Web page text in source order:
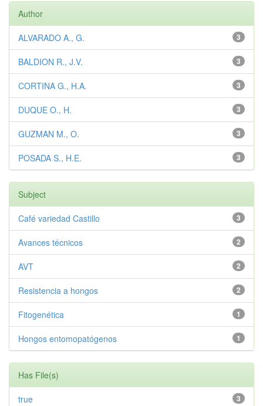
Author
3
ALVARADO A., G.
3
BALDION R., J.V.
3
CORTINA G., H.A.
3
DUQUE O., H.
3
GUZMAN M., O.
3
POSADA S., H.E.
Subject
3
Café variedad Castillo
2
Avances técnicos
2
AVT
2
Resistencia a hongos
1
Fitogenética
1
Hongos entomopatógenos
Has File(s)
3
true